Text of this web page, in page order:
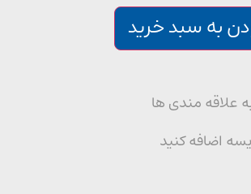
سبد خرید
مندی ها
کنید